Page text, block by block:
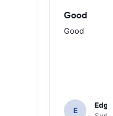
Good
Good
E